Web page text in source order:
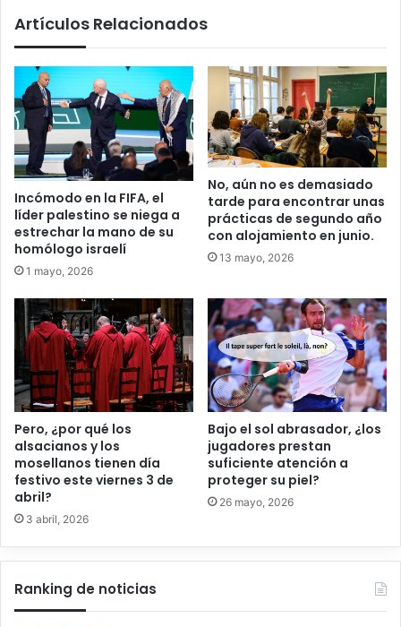
Artículos Relacionados
Incómodo en la FIFA, el
líder palestino se niega a
estrechar la mano de su
homólogo israelí
1 mayo, 2026
No, aún no es demasiado
tarde para encontrar unas
prácticas de segundo año
con alojamiento en junio.
13 mayo, 2026
Pero, ¿por qué los
alsacianos y los
mosellanos tienen día
festivo este viernes 3 de
abril?
3 abril, 2026
Bajo el sol abrasador, ¿los
jugadores prestan
suficiente atención a
proteger su piel?
26 mayo, 2026
Ranking de noticias